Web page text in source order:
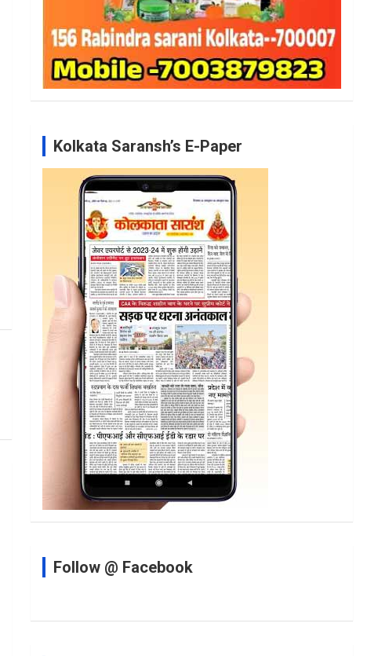
Kolkata Saransh’s E-Paper
Follow @ Facebook